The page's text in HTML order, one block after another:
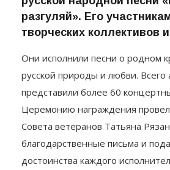
разгуляй». Его
творческих коллективов
Они исполнили песни о родном
русской природы и любви. Всего
представили более 60
Церемонию награждения
Совета ветеранов Татьяна
благодарственные письма и
достоинства каждого